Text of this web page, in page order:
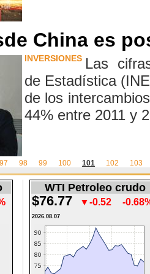
China es
INVERSIONES Las
de Estadística
de los
44% entre 2011 y
97 98 99 100 101 102 103
WTI Petroleo crudo
$76.77 ▼-0.52 -
2026.08.07